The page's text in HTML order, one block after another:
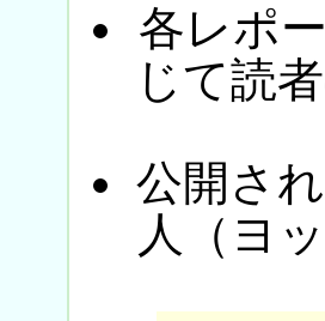
各レポ
じて読
公開さ
人（ヨ